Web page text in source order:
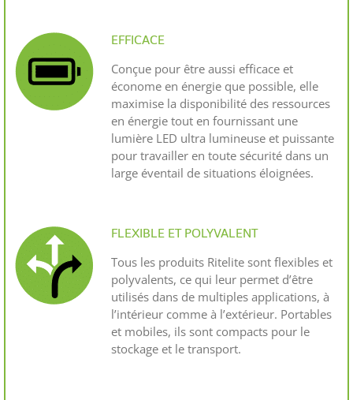
EFFICACE
Conçue pour être aussi efficace et
économe en énergie que possible, elle
maximise la disponibilité des ressources
en énergie tout en fournissant une
lumière LED ultra lumineuse et puissante
pour travailler en toute sécurité dans un
large éventail de situations éloignées.
FLEXIBLE ET POLYVALENT
Tous les produits Ritelite sont flexibles et
polyvalents, ce qui leur permet d’être
utilisés dans de multiples applications, à
l’intérieur comme à l’extérieur. Portables
et mobiles, ils sont compacts pour le
stockage et le transport.